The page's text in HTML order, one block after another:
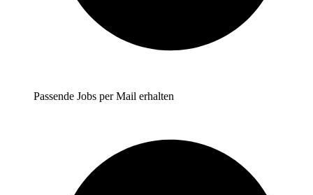
Passende Jobs per Mail erhalten